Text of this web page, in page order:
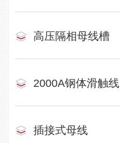
高压隔相母线槽
2000A钢体滑触线
插接式母线